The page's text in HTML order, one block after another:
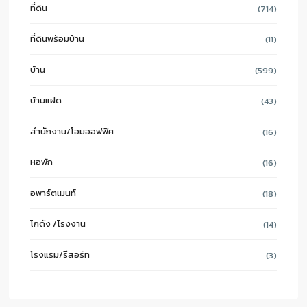
ที่ดิน (714)
ที่ดินพร้อมบ้าน (11)
บ้าน (599)
บ้านแฝด (43)
สำนักงาน/โฮมออฟฟิศ (16)
หอพัก (16)
อพาร์ตเมนท์ (18)
โกดัง /โรงงาน (14)
โรงแรม/รีสอร์ท (3)